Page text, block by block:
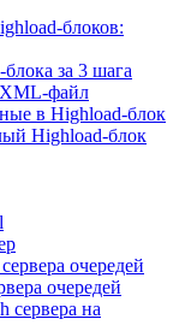
блоков:
за 3 шага
XML-файл
в Highload-блок
Highload-блок
очередей
очередей
сервера на